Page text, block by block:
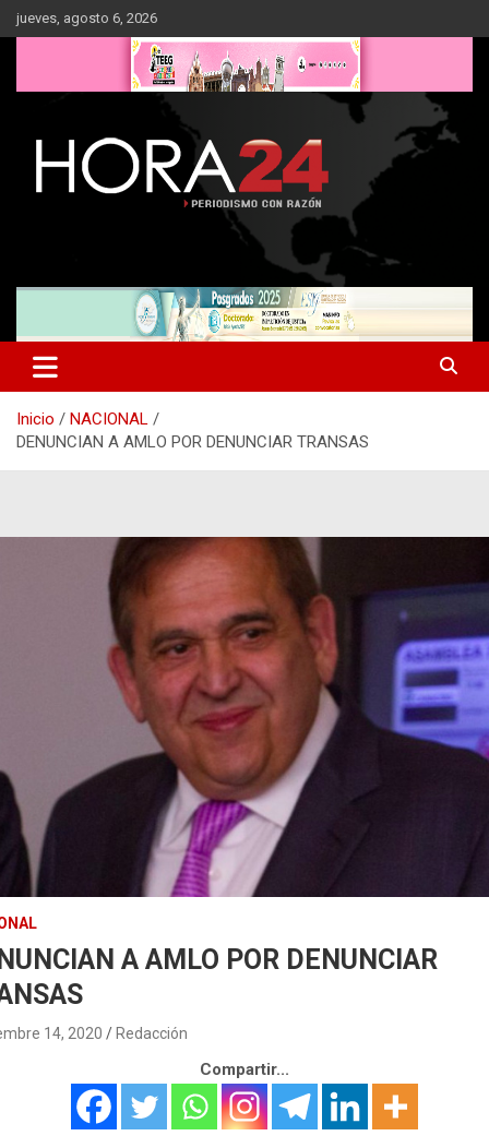
Saltar
al
jueves, agosto 6, 2026
Inicio
NACIONAL
DENUNCIAN A AMLO POR DENUNCIAR TRANSAS
A AMLO POR DENUNCIAR
14, 2020 Redacción
Compartir...